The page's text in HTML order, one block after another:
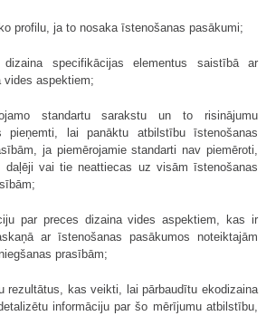
profilu, ja to nosaka īstenošanas pasākumi;
specifikācijas elementus saistībā ar
vides aspektiem;
standartu sarakstu un to risinājumu
pieņemti, lai panāktu atbilstību īstenošanas
ja piemērojamie standarti nav piemēroti,
daļēji vai tie neattiecas uz visām īstenošanas
par preces dizaina vides aspektiem, kas ir
ar īstenošanas pasākumos noteiktajām
prasībām;
rezultātus, kas veikti, lai pārbaudītu ekodizaina
informāciju par šo mērījumu atbilstību,